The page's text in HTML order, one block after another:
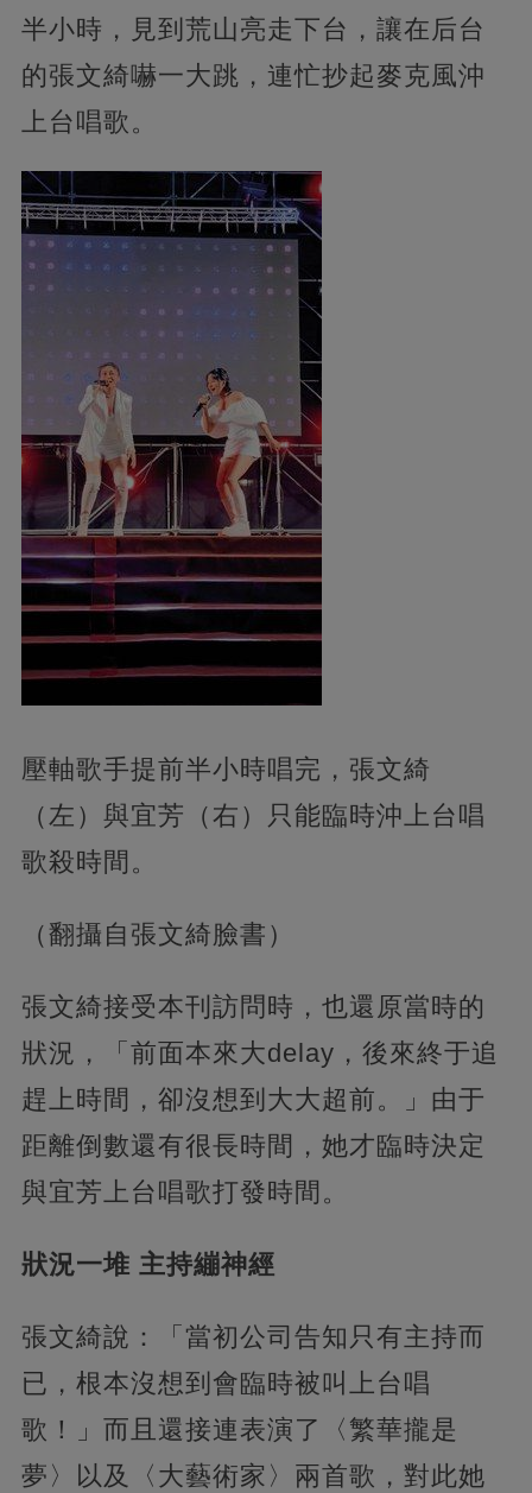
半小時，見到荒山亮走下台，讓在后台
的張文綺嚇一大跳，連忙抄起麥克風沖
上台唱歌。
壓軸歌手提前半小時唱完，張文綺
（左）與宜芳（右）只能臨時沖上台唱
歌殺時間。
（翻攝自張文綺臉書）
張文綺接受本刊訪問時，也還原當時的
狀況，「前面本來大delay，後來終于追
趕上時間，卻沒想到大大超前。」由于
距離倒數還有很長時間，她才臨時決定
與宜芳上台唱歌打發時間。
狀況一堆 主持繃神經
張文綺說：「當初公司告知只有主持而
已，根本沒想到會臨時被叫上台唱
歌！」而且還接連表演了〈繁華攏是
夢〉以及〈大藝術家〉兩首歌，對此她